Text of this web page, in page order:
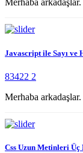
Merhaba
Javascript ile Sayı ve
83422 2
Merhaba
Css Uzun Metinleri Üç